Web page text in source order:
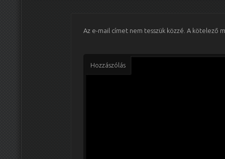
Az e-mail címet nem tesszük közzé. A kötelező
Hozzászólás